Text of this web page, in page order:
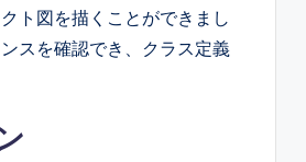
ト図を描くことができまし
スを確認でき、クラス定義